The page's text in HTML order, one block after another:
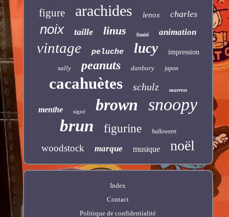
figure arachides lenox charles
noix taille linus limité animation
vintage peluche lucy impression
sally peanuts danbury japon
cacahuètes schulz marron
menthe signé brown snoopy
brun figurine halloween
woodstock marque musique noël
Index
Contact
Politique de confidentialité